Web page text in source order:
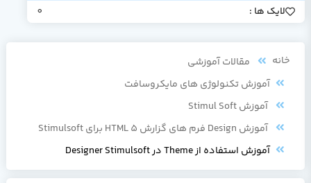
لایک ها :
0
خانه
مقالات آموزشی
آموزش تکنولوژی های مایکروسافت
آموزش Stimul Soft
آموزش Design فرم های گزارش HTML 5 برای Stimulsoft
آموزش استفاده از Theme در Designer Stimulsoft